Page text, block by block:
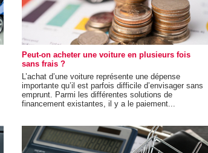
Peut-on acheter une voiture en plusieurs fois
sans frais ?
L’achat d’une voiture représente une dépense
importante qu’il est parfois difficile d’envisager sans
emprunt. Parmi les différentes solutions de
financement existantes, il y a le paiement...